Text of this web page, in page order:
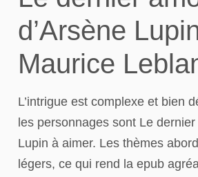
d’Arsène
Maurice
L’intrigue est complexe et bien
les personnages sont Le dernier
Lupin à aimer. Les thèmes
légers, ce qui rend la epub